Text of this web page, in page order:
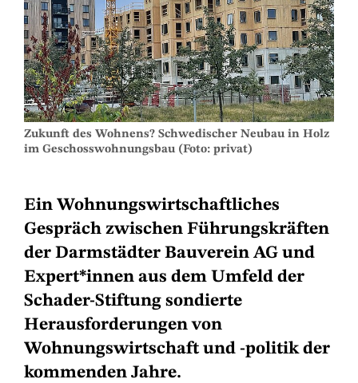
Zukunft des Wohnens? Schwedischer Neubau in Holz
im Geschosswohnungsbau (Foto: privat)
Ein Wohnungswirtschaftliches
Gespräch zwischen Führungskräften
der Darmstädter Bauverein AG und
Expert*innen aus dem Umfeld der
Schader-Stiftung sondierte
Herausforderungen von
Wohnungswirtschaft und -politik der
kommenden Jahre.